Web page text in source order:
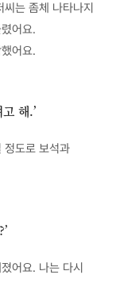
는 좀체 나타나지
어요.
어요.
해.’
정도로 보석과
어요. 나는 다시